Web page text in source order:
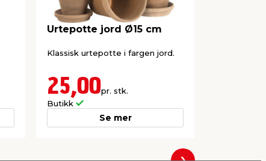
Urtepotte jord Ø15 cm
Klassisk urtepotte i fargen jord.
25,00pr. stk.
Butikk
Se mer